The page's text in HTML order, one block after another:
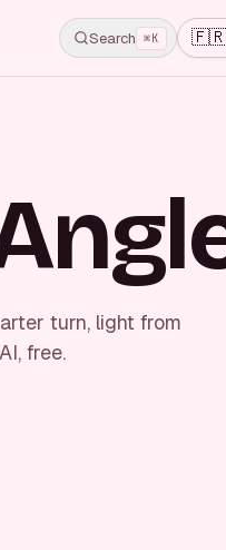
Search ⌘K 🇫🇷
turn, light from
free.